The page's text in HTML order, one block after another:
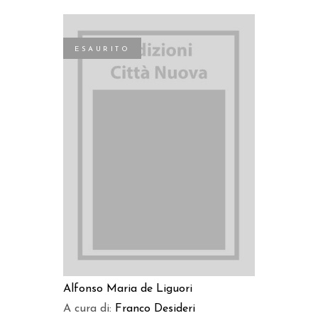
ESAURITO
Alfonso Maria de Liguori
A cura di: Franco Desideri